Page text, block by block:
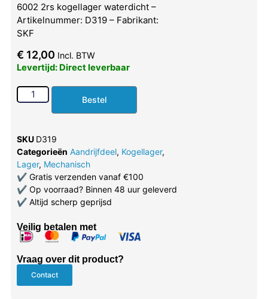
6002 2rs kogellager waterdicht –
Artikelnummer: D319 – Fabrikant:
SKF
€ 12,00 Incl. BTW
Levertijd: Direct leverbaar
Bestel
SKU D319
Categorieën Aandrijfdeel, Kogellager,
Lager, Mechanisch
✔Gratis verzenden vanaf €100
✔Op voorraad? Binnen 48 uur geleverd
✔Altijd scherp geprijsd
Veilig betalen met
Vraag over dit product?
Contact